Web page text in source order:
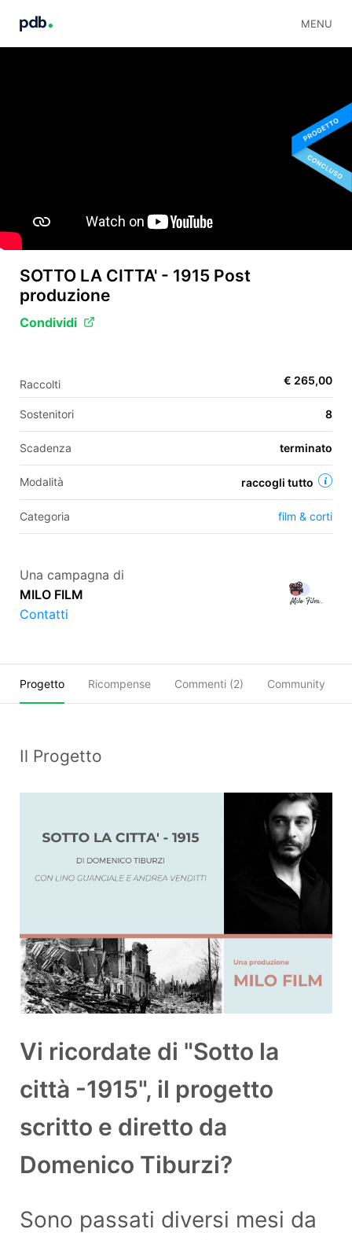
MENU
SOTTO LA CITTA' - 1915 Post
produzione
Condividi
Raccolti € 265,00
Sostenitori 8
Scadenza terminato
Modalità raccogli tutto
Categoria film & corti
Una campagna di
MILO FILM
Contatti
Progetto Ricompense Commenti (2) Community
Il Progetto
Vi ricordate di "Sotto la
città -1915", il progetto
scritto e diretto da
Domenico Tiburzi?
Sono passati diversi mesi da